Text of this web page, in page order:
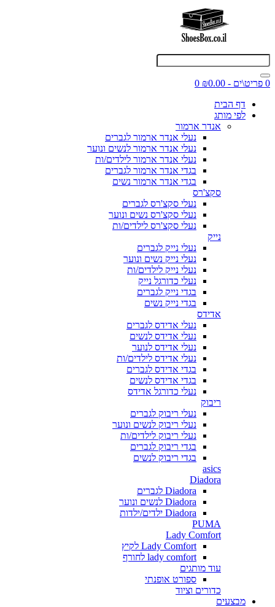
0 פריט\ים - ₪0.00
0
דף הבית
לפי מותג
אנדר ארמור
נעלי אנדר ארמור לגברים
נעלי אנדר ארמור לנשים ונוער
נעלי אנדר ארמור לילדים/ות
בגדי אנדר ארמור לגברים
בגדי אנדר ארמור נשים
סקצ'רס
נעלי סקצ'רס לגברים
נעלי סקצ'רס נשים ונוער
נעלי סקצ'רס לילדים/ות
נייק
נעלי נייק לגברים
נעלי נייק נשים ונוער
נעלי נייק לילדים/ות
נעלי כדורגל נייק
בגדי נייק לגברים
בגדי נייק נשים
אדידס
נעלי אדידס לגברים
נעלי אדידס לנשים
נעלי אדידס לנוער
נעלי אדידס לילדים/ות
בגדי אדידס לגברים
בגדי אדידס לנשים
נעלי כדורגל אדידס
ריבוק
נעלי ריבוק לגברים
נעלי ריבוק לנשים ונוער
נעלי ריבוק לילדים/ות
בגדי ריבוק לגברים
בגדי ריבוק לנשים
asics
Diadora
Diadora לגברים
Diadora לנשים ונוער
Diadora ילדים/ילדות
PUMA
Lady Comfort
Lady Comfort לקיץ
lady comfort לחורף
עוד מותגים
ספורט אופנתי
כדורים וציוד
מבצעים